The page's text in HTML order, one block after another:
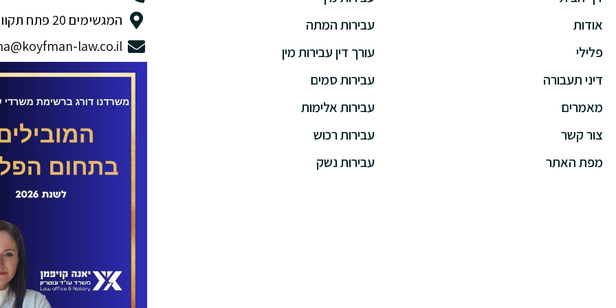
אודות
פלילי
דיני תעבורה
מאמרים
צור קשר
מפת האתר
עבירות המתה
עורך דין עבירות מין
עבירות סמים
עבירות אלימות
עבירות רכוש
עבירות נשק
המגשימים 20 פתח תקווה
law.co.il